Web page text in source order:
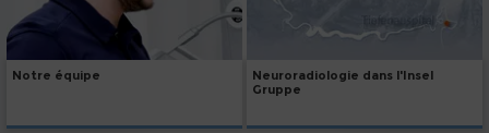
Notre équipe
Neuroradiologie dans l'Insel
Gruppe